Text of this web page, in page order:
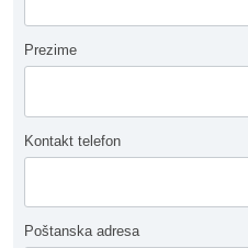
Prezime
Kontakt telefon
Poštanska adresa